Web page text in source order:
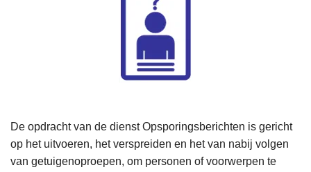
De opdracht van de dienst Opsporingsberichten is gericht
op het uitvoeren, het verspreiden en het van nabij volgen
van getuigenoproepen, om personen of voorwerpen te